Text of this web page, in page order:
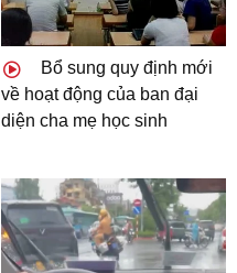
Bổ sung quy định mới
về hoạt động của ban đại
diện cha mẹ học sinh